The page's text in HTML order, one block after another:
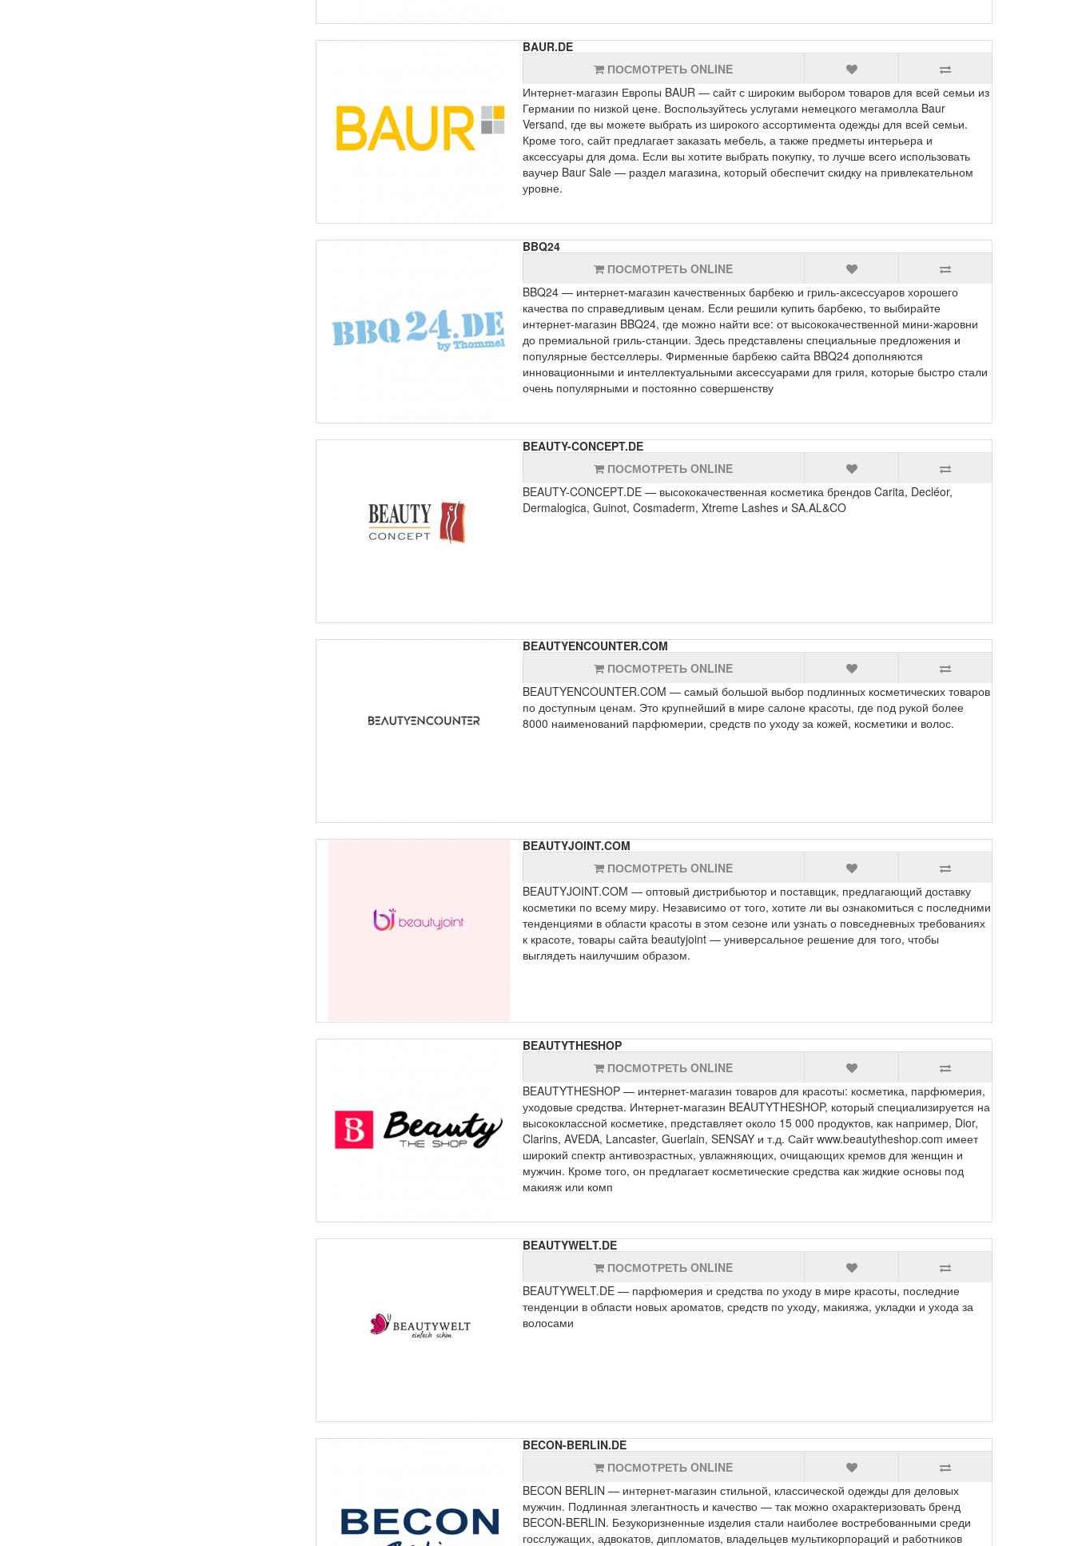
BAUR.DE
ПОСМОТРЕТЬ ONLINE
Интернет-магазин Европы BAUR — сайт с широким выбором товаров для всей семьи из
Германии по низкой цене. Воспользуйтесь услугами немецкого мегамолла Baur
Versand, где вы можете выбрать из широкого ассортимента одежды для всей семьи.
Кроме того, сайт предлагает заказать мебель, а также предметы интерьера и
аксессуары для дома. Если вы хотите выбрать покупку, то лучше всего использовать
ваучер Baur Sale — раздел магазина, который обеспечит скидку на привлекательном
уровне.
BBQ24
ПОСМОТРЕТЬ ONLINE
BBQ24 — интернет-магазин качественных барбекю и гриль-аксессуаров хорошего
качества по справедливым ценам. Если решили купить барбекю, то выбирайте
интернет-магазин BBQ24, где можно найти все: от высококачественной мини-жаровни
до премиальной гриль-станции. Здесь представлены специальные предложения и
популярные бестселлеры. Фирменные барбекю сайта BBQ24 дополняются
инновационными и интеллектуальными аксессуарами для гриля, которые быстро стали
очень популярными и постоянно совершенству
BEAUTY-CONCEPT.DE
ПОСМОТРЕТЬ ONLINE
BEAUTY-CONCEPT.DE — высококачественная косметика брендов Carita, Decléor,
Dermalogica, Guinot, Cosmaderm, Xtreme Lashes и SA.AL&CO
BEAUTYENCOUNTER.COM
ПОСМОТРЕТЬ ONLINE
BEAUTYENCOUNTER.COM — самый большой выбор подлинных косметических товаров
по доступным ценам. Это крупнейший в мире салоне красоты, где под рукой более
8000 наименований парфюмерии, средств по уходу за кожей, косметики и волос.
BEAUTYJOINT.COM
ПОСМОТРЕТЬ ONLINE
BEAUTYJOINT.COM — оптовый дистрибьютор и поставщик, предлагающий доставку
косметики по всему миру. Независимо от того, хотите ли вы ознакомиться с последними
тенденциями в области красоты в этом сезоне или узнать о повседневных требованиях
к красоте, товары сайта beautyjoint — универсальное решение для того, чтобы
выглядеть наилучшим образом.
BEAUTYTHESHOP
ПОСМОТРЕТЬ ONLINE
BEAUTYTHESHOP — интернет-магазин товаров для красоты: косметика, парфюмерия,
уходовые средства. Интернет-магазин BEAUTYTHESHOP, который специализируется на
высококлассной косметике, представляет около 15 000 продуктов, как например, Dior,
Clarins, AVEDA, Lancaster, Guerlain, SENSAY и т.д. Сайт www.beautytheshop.com имеет
широкий спектр антивозрастных, увлажняющих, очищающих кремов для женщин и
мужчин. Кроме того, он предлагает косметические средства как жидкие основы под
макияж или комп
BEAUTYWELT.DE
ПОСМОТРЕТЬ ONLINE
BEAUTYWELT.DE — парфюмерия и средства по уходу в мире красоты, последние
тенденции в области новых ароматов, средств по уходу, макияжа, укладки и ухода за
волосами
BECON-BERLIN.DE
ПОСМОТРЕТЬ ONLINE
BECON BERLIN — интернет-магазин стильной, классической одежды для деловых
мужчин. Подлинная элегантность и качество — так можно охарактеризовать бренд
BECON-BERLIN. Безукоризненные изделия стали наиболее востребованными среди
госслужащих, адвокатов, дипломатов, владельцев мультикорпораций и работников